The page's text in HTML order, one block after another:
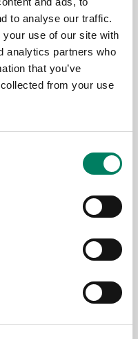
to analyse our traffic.
use of our site with
analytics partners who
that you’ve
from your use
7.1.4 SAM™